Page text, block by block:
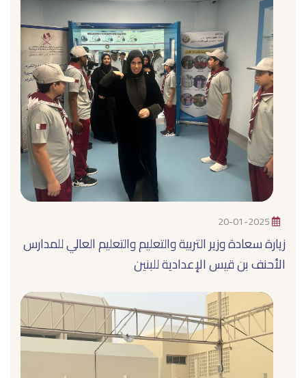
20-01-2025
زيارة سعادة وزير التربية والتعليم والتعليم العالي للمدارس
الأحنف بن قيس الإعدادية للبنين